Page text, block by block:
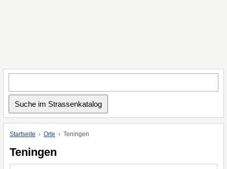
Startseite Orte Teningen
Teningen